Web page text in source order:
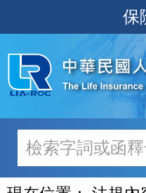
至
主
內
容
保